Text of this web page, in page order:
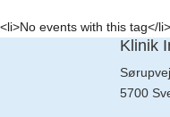
<li>No events with this tag</li>
Klinik
5700